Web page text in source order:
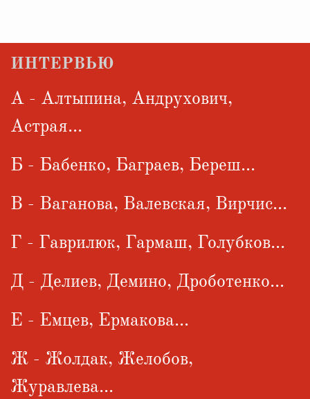
ИНТЕРВЬЮ
А - Алтыпина, Андрухович,
Астрая...
Б - Бабенко, Баграев, Береш...
В - Ваганова, Валевская, Вирчис...
Г - Гаврилюк, Гармаш, Голубков...
Д - Делиев, Демино, Дроботенко...
Е - Емцев, Ермакова...
Ж - Жолдак, Желобов,
Журавлева...